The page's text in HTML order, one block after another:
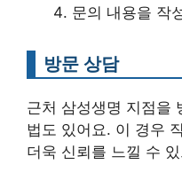
문의 내용을 작
방문 상담
근처 삼성생명 지점을
법도 있어요. 이 경우
더욱 신뢰를 느낄 수